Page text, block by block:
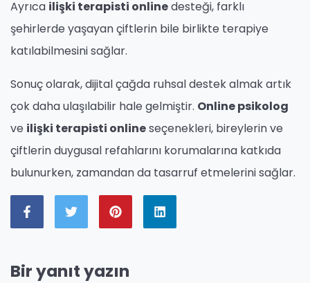
Ayrıca ilişki terapisti onlinedesteği, farklı
şehirlerde yaşayan çiftlerin bile birlikte terapiye
katılabilmesini sağlar.
Sonuç olarak, dijital çağda ruhsal destek almak artık
çok daha ulaşılabilir hale gelmiştir. Online psikolog
ve ilişki terapisti onlineseçenekleri, bireylerin ve
çiftlerin duygusal refahlarını korumalarına katkıda
bulunurken, zamandan da tasarruf etmelerini sağlar.
Bir yanıt yazın